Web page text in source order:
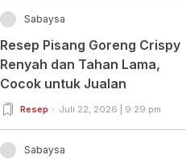
Sabaysa
Resep Pisang Goreng Crispy
Renyah dan Tahan Lama,
Cocok untuk Jualan
Resep Juli 22, 2026 | 9:29 pm
Sabaysa